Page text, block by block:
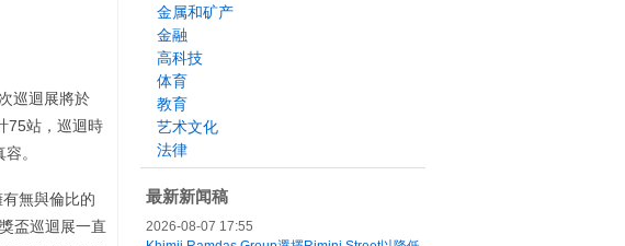
巡迴展將於
75站，巡迴時
。
無與倫比的
盃巡迴展一直
金属和矿产
金融
高科技
体育
教育
艺术文化
法律
最新新闻稿
2026-08-07 17:55